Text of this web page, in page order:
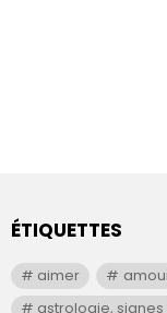
ÉTIQUETTES
aimer
astrologie,